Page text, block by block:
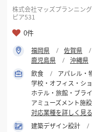
株式会社マッズプランニン
ピア531
0件
福岡県 佐賀県
鹿児島県
沖縄県
飲食
アパレル・
学校・オフィス・シ
ホテル・旅館・ブラ
アミューズメント施設
対応業種を詳しく見る
建築デザイン設計